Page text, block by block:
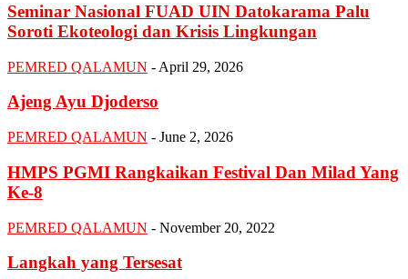
Seminar Nasional FUAD UIN Datokarama Palu
Soroti Ekoteologi dan Krisis Lingkungan
PEMRED QALAMUN - April 29, 2026
Ajeng Ayu Djoderso
PEMRED QALAMUN - June 2, 2026
HMPS PGMI Rangkaikan Festival Dan Milad Yang
Ke-8
PEMRED QALAMUN - November 20, 2022
Langkah yang Tersesat